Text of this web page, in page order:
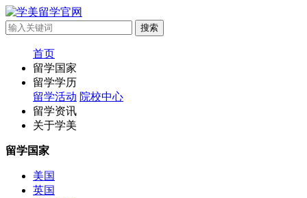
首页
留学国家
留学学历
留学活动 院校中心
留学资讯
关于学美
留学国家
美国
英国